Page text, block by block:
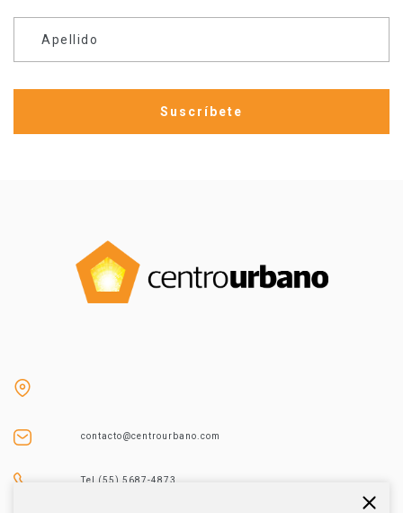
Apellido
contacto@centrourbano.com
Tel (55) 5687-4873